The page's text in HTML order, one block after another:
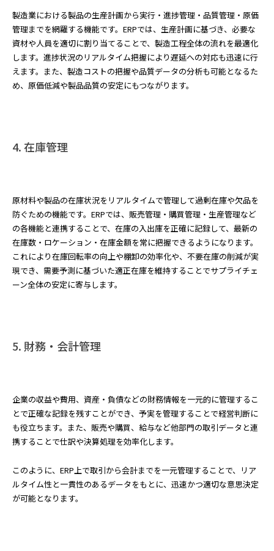
製造業における製品の生産計画から実行・進捗管理・品質管理・原価
管理までを網羅する機能です。ERPでは、生産計画に基づき、必要な
資材や人員を適切に割り当てることで、製造工程全体の流れを最適化
します。進捗状況のリアルタイム把握により遅延への対応も迅速に行
えます。また、製造コストの把握や品質データの分析も可能となるた
め、原価低減や製品品質の安定にもつながります。
4. 在庫管理
原材料や製品の在庫状況をリアルタイムで管理して過剰在庫や欠品を
防ぐための機能です。ERPでは、販売管理・購買管理・生産管理など
の各機能と連携することで、在庫の入出庫を正確に記録して、最新の
在庫数・ロケーション・在庫金額を常に把握できるようになります。
これにより在庫回転率の向上や棚卸の効率化や、不要在庫の削減が実
現でき、需要予測に基づいた適正在庫を維持することでサプライチェ
ーン全体の安定に寄与します。
5. 財務・会計管理
企業の収益や費用、資産・負債などの財務情報を一元的に管理するこ
とで正確な記録を残すことができ、予実を管理することで経営判断に
も役立ちます。また、販売や購買、給与など他部門の取引データと連
携することで仕訳や決算処理を効率化します。
このように、ERP上で取引から会計までを一元管理することで、リア
ルタイム性と一貫性のあるデータをもとに、迅速かつ適切な意思決定
が可能となります。